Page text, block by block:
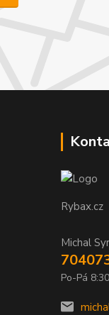
Rybax.cz
Michal
Po-Pá